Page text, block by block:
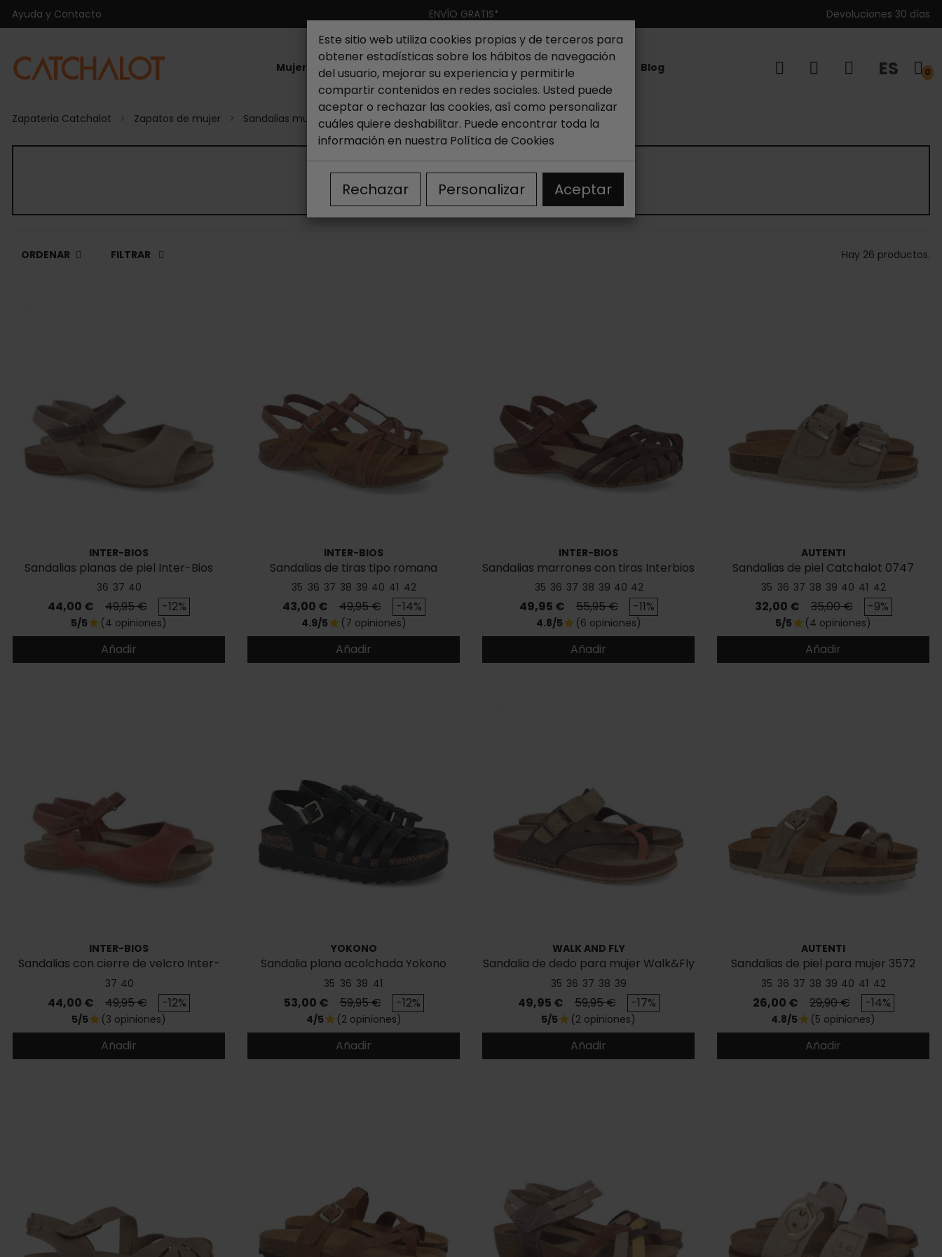
Ayuda y Contacto ENVÍO GRATIS* Devoluciones 30 días
Mujer Hombre Niño Nueva colección Outlet Marcas Blog ES 0
Zapateria Catchalot Zapatos de mujer Sandalias mujer Sandalias bio mujer
SANDALIAS BIO MUJER
ORDENAR FILTRAR Hay 26 productos.
INTER-BIOS
Sandalias planas de piel Inter-Bios
4458
36 37 40
Precio
44,00 € Precio base
49,95 € -12%
5/5star (4 opiniones)
Añadir
INTER-BIOS
Sandalias de tiras tipo romana
Interbios 4408
35 36 37 38 39 40 41 42
Precio
43,00 € Precio base
49,95 € -14%
4.9/5star (7 opiniones)
Añadir
INTER-BIOS
Sandalias marrones con tiras Interbios
4479
35 36 37 38 39 40 42
Precio
49,95 € Precio base
55,95 € -11%
4.8/5star (6 opiniones)
Añadir
AUTENTI
Sandalias de piel Catchalot 0747
35 36 37 38 39 40 41 42
Precio
32,00 € Precio base
35,00 € -9%
5/5star (4 opiniones)
Añadir
INTER-BIOS
Sandalias con cierre de velcro Inter-
Bios 4458
37 40
Precio
44,00 € Precio base
49,95 € -12%
5/5star (3 opiniones)
Añadir
YOKONO
Sandalia plana acolchada Yokono
Tunez 107
35 36 38 41
Precio
53,00 € Precio base
59,95 € -12%
4/5star (2 opiniones)
Añadir
WALK AND FLY
Sandalia de dedo para mujer Walk&Fly
7447 48050
35 36 37 38 39
Precio
49,95 € Precio base
59,95 € -17%
5/5star (2 opiniones)
Añadir
AUTENTI
Sandalias de piel para mujer 3572
35 36 37 38 39 40 41 42
Precio
26,00 € Precio base
29,90 € -14%
4.8/5star (5 opiniones)
Añadir
Este sitio web utiliza cookies propias y de terceros para
obtener estadísticas sobre los hábitos de navegación
del usuario, mejorar su experiencia y permitirle
compartir contenidos en redes sociales. Usted puede
aceptar o rechazar las cookies, así como personalizar
cuáles quiere deshabilitar. Puede encontrar toda la
información en nuestra Política de Cookies
Rechazar Personalizar Aceptar